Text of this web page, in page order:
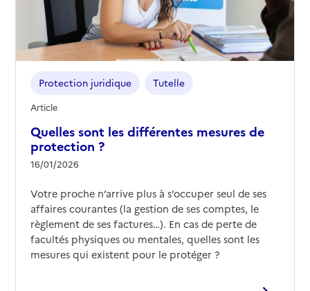
Quelles sont les différentes mesures de
protection ?
16/01/2026
Protection juridique Tutelle
Article
Votre proche n’arrive plus à s’occuper seul de ses
affaires courantes (la gestion de ses comptes, le
règlement de ses factures…). En cas de perte de
facultés physiques ou mentales, quelles sont les
mesures qui existent pour le protéger ?